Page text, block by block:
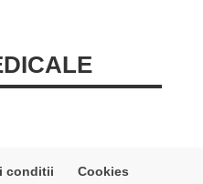
conditii
Cookies